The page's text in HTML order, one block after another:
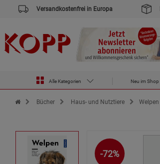
Versandkostenfrei in Europa
Alle Kategorien Neu im Shop
Zur Startseite des Kopp Verlag Online-Shop
Bücher Haus- und Nutztiere Welpen
-72%